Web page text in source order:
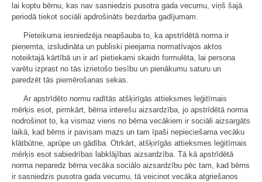
lai koptu bērnu, kas nav sasniedzis pusotra gada vecumu, viņš šajā
periodā tiekot sociāli apdrošināts bezdarba gadījumam.
Pieteikuma iesniedzēja neapšauba to, ka apstrīdētā norma ir
pieņemta, izsludināta un publiski pieejama normatīvajos aktos
noteiktajā kārtībā un ir arī pietiekami skaidri formulēta, lai persona
varētu izprast no tās izrietošo tiesību un pienākumu saturu un
paredzēt tās piemērošanas sekas.
Ar apstrīdēto normu radītās atšķirīgās attieksmes leģitīmais
mērķis esot, pirmkārt, bērna interešu aizsardzība, jo apstrīdētā norma
nodrošinot to, ka vismaz viens no bērna vecākiem ir sociāli aizsargāts
laikā, kad bērns ir pavisam mazs un tam īpaši nepieciešama vecāku
klātbūtne, aprūpe un gādība. Otrkārt, atšķirīgās attieksmes leģitīmais
mērķis esot sabiedrības labklājības aizsardzība. Tā kā apstrīdētā
norma neparedz bērna vecāka sociālo aizsardzību pēc tam, kad bērns
ir sasniedzis pusotra gada vecumu, tā veicinot vecāka atgriešanos